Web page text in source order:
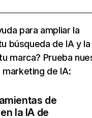
para ampliar la
búsqueda de IA y la
marca? Prueba
de IA:
de
la IA de